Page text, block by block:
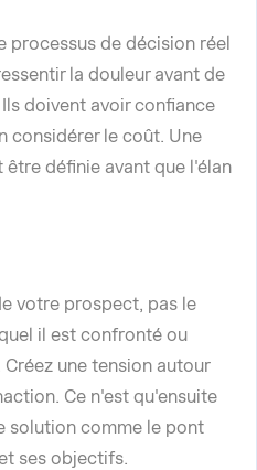
processus de décision réel
la douleur avant de
doivent avoir confiance
considérer le coût. Une
définie avant que l'élan
votre prospect, pas le
il est confronté ou
une tension autour
Ce n'est qu'ensuite
solution comme le pont
ses objectifs.